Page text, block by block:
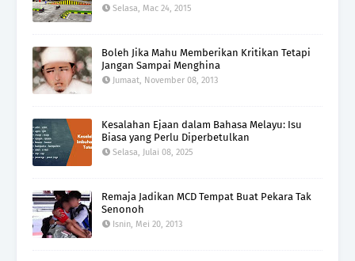
Selasa, Mac 24, 2015
Boleh Jika Mahu Memberikan Kritikan Tetapi
Jangan Sampai Menghina
Jumaat, November 08, 2013
Kesalahan Ejaan dalam Bahasa Melayu: Isu
Biasa yang Perlu Diperbetulkan
Selasa, Julai 08, 2025
Remaja Jadikan MCD Tempat Buat Pekara Tak
Senonoh
Isnin, Mei 20, 2013